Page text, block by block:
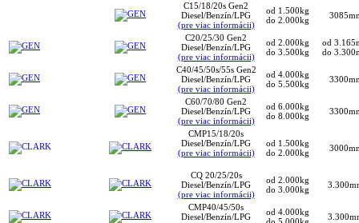
C15/18/20s Gen2
Diesel/Benzín/LPG
(pre viac informácii)
od 1.500kg
do 2.000kg
C20/25/30 Gen2
Diesel/Benzín/LPG
(pre viac informácii)
od 2.000kg
do 3.500kg
od
do
C40/45/50s/55s Gen2
Diesel/Benzín/LPG
(pre viac informácii)
od 4.000kg
do 5.500kg
C60/70/80 Gen2
Diesel/Benzín/LPG
(pre viac informácii)
od 6.000kg
do 8.000kg
CMP15/18/20s
Diesel/Benzín/LPG
(pre viac informácii)
od 1.500kg
do 2.000kg
CQ 20/25/20s
Diesel/Benzín/LPG
(pre viac informácii)
od 2.000kg
do 3.000kg
CMP40/45/50s
Diesel/Benzín/LPG
od 4.000kg